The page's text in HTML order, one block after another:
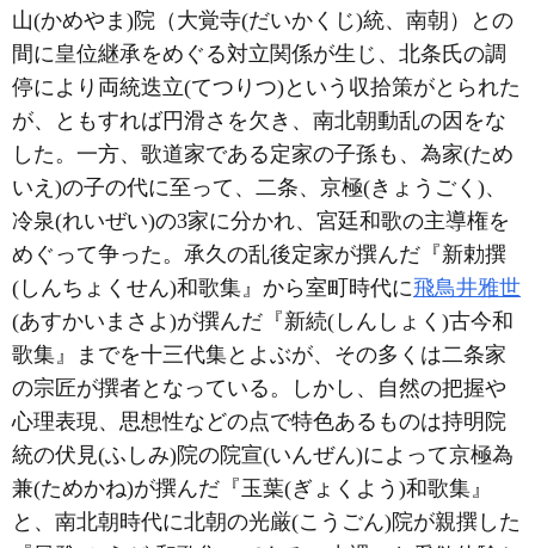
山(かめやま)院（大覚寺(だいかくじ)統、南朝）との
間に皇位継承をめぐる対立関係が生じ、北条氏の調
停により両統迭立(てつりつ)という収拾策がとられた
が、ともすれば円滑さを欠き、南北朝動乱の因をな
した。一方、歌道家である定家の子孫も、為家(ため
いえ)の子の代に至って、二条、京極(きょうごく)、
冷泉(れいぜい)の3家に分かれ、宮廷和歌の主導権を
めぐって争った。承久の乱後定家が撰んだ『新勅撰
(しんちょくせん)和歌集』から室町時代に飛鳥井雅世
(あすかいまさよ)が撰んだ『新続(しんしょく)古今和
歌集』までを十三代集とよぶが、その多くは二条家
の宗匠が撰者となっている。しかし、自然の把握や
心理表現、思想性などの点で特色あるものは持明院
統の伏見(ふしみ)院の院宣(いんぜん)によって京極為
兼(ためかね)が撰んだ『玉葉(ぎょくよう)和歌集』
と、南北朝時代に北朝の光厳(こうごん)院が親撰した